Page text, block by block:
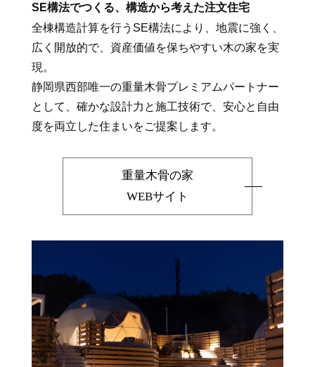
SE構法でつくる、構造から考えた注文住宅
全棟構造計算を行うSE構法により、地震に強く、
広く開放的で、資産価値を保ちやすい木の家を実
現。
静岡県西部唯一の重量木骨プレミアムパートナー
として、確かな設計力と施工技術で、安心と自由
度を両立した住まいをご提案します。
重量木骨の家
WEBサイト